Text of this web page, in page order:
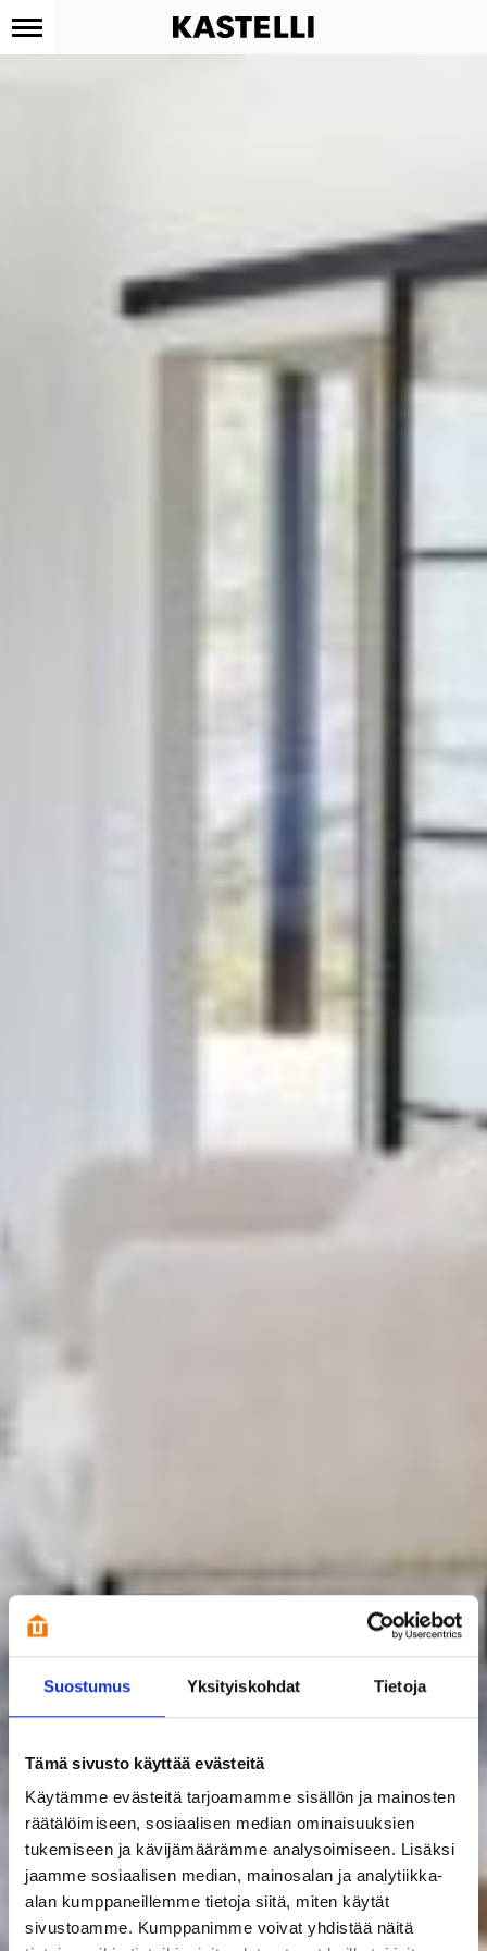
Suostumus Yksityiskohdat Tietoja
Tämä sivusto käyttää evästeitä
Käytämme evästeitä tarjoamamme sisällön ja mainosten
räätälöimiseen, sosiaalisen median ominaisuuksien
tukemiseen ja kävijämäärämme analysoimiseen. Lisäksi
jaamme sosiaalisen median, mainosalan ja analytiikka-
alan kumppaneillemme tietoja siitä, miten käytät
sivustoamme. Kumppanimme voivat yhdistää näitä
Kastelli